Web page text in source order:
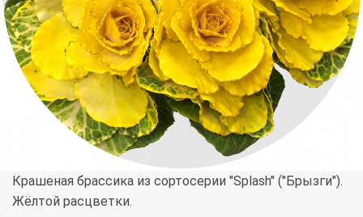
Крашеная брассика из сортосерии "Splash" ("Брызги").
Жёлтой расцветки.